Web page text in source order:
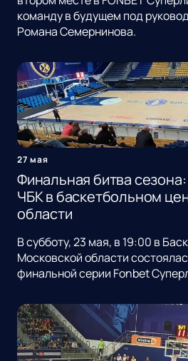
команду в будущем под
Романа Семернинова.
27 мая
Финальная битва
ЧБК в баскетбольном
области
В субботу, 23 мая, в 19:00 в
Московской области
финальной серии Fonbet